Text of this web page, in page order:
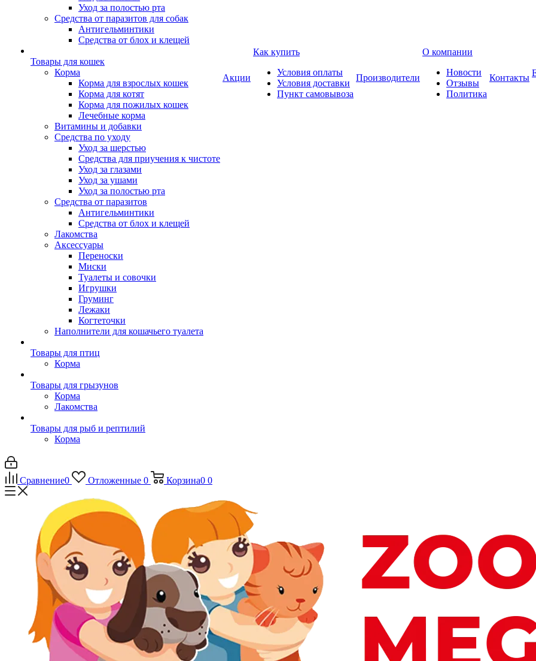
Уход за полостью рта
Средства от паразитов для собак
Антигельминтики
Средства от блох и клещей
Товары для кошек
Корма
Корма для взрослых кошек
Корма для котят
Корма для пожилых кошек
Лечебные корма
Витамины и добавки
Средства по уходу
Уход за шерстью
Средства для приучения к чистоте
Уход за глазами
Уход за ушами
Уход за полостью рта
Средства от паразитов
Антигельминтики
Средства от блох и клещей
Лакомства
Аксессуары
Переноски
Миски
Туалеты и совочки
Игрушки
Груминг
Лежаки
Когтеточки
Наполнители для кошачьего туалета
Товары для птиц
Корма
Товары для грызунов
Корма
Лакомства
Товары для рыб и рептилий
Корма
Акции
Как купить
Условия оплаты
Условия доставки
Пункт самовывоза
Производители
О компании
Новости
Отзывы
Политика
Контакты
Сравнение0 Отложенные 0 Корзина0 0